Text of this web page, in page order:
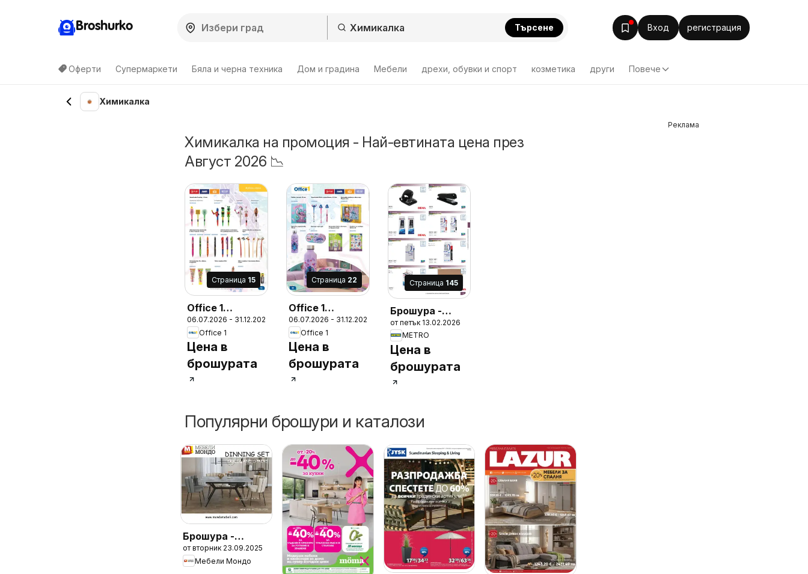
Broshurko Търсене Вход регистрация
Оферти Супермаркети Бяла и черна техника Дом и градина Мебели дрехи, обувки и спорт козметика други Повече
Химикалка
Химикалка на промоция - Най-евтината цена през
Август 2026 📉
Cтраница 15
Office 1
брошура
06.07.2026 - 31.12.2026
Office 1
Цена в
брошурата
Cтраница 22
Office 1
брошура
06.07.2026 - 31.12.2026
Office 1
Цена в
брошурата
Cтраница 145
Брошура -
HoReCa
решения 2026
от петък 13.02.2026
METRO
Цена в
брошурата
Популярни брошури и каталози
Брошура -
Промо
комплекти
от вторник 23.09.2025
Мебели Мондо
Реклама